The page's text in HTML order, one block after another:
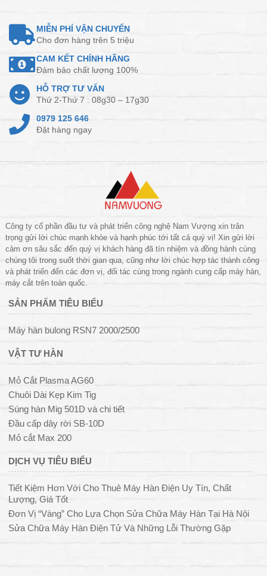
MIỄN PHÍ VẬN CHUYỂN
Cho đơn hàng trên 5 triệu
CAM KẾT CHÍNH HÃNG
Đảm bảo chất lượng 100%
HỖ TRỢ TƯ VẤN
Thứ 2-Thứ 7 : 08g30 – 17g30
0979 125 646
Đặt hàng ngay
Công ty cổ phần đầu tư và phát triển công nghệ Nam Vượng xin trân
trọng gửi lời chúc mạnh khỏe và hạnh phúc tới tất cả quý vị! Xin gửi lời
cảm ơn sâu sắc đến quý vị khách hàng đã tín nhiệm và đồng hành cùng
chúng tôi trong suốt thời gian qua, cũng như lời chúc hợp tác thành công
và phát triển đến các đơn vị, đối tác cùng trong ngành cung cấp máy hàn,
máy cắt trên toàn quốc.
SẢN PHẨM TIÊU BIỂU
Máy hàn bulong RSN7 2000/2500
VẬT TƯ HÀN
Mỏ Cắt Plasma AG60
Chuôi Dài Kẹp Kim Tig
Súng hàn Mig 501D và chi tiết
Đầu cấp dây rời SB-10D
Mỏ cắt Max 200
DỊCH VỤ TIÊU BIỂU
Tiết Kiệm Hơn Với Cho Thuê Máy Hàn Điện Uy Tín, Chất
Lượng, Giá Tốt
Đơn Vị “Vàng” Cho Lựa Chọn Sửa Chữa Máy Hàn Tại Hà Nội
Sửa Chữa Máy Hàn Điện Tử Và Những Lỗi Thường Gặp